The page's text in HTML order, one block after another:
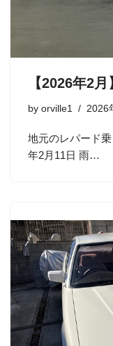
【2026年2
by orville1 2026
地元のレパード
年2月11日 雨…